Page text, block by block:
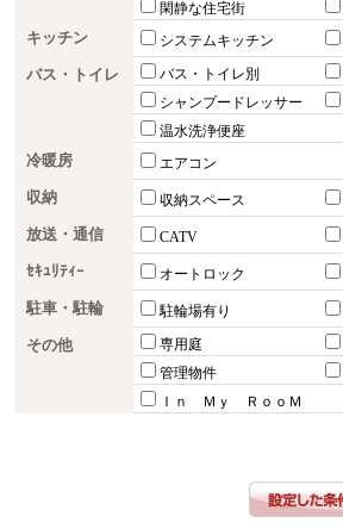
閑静な住宅街
キッチン システムキッチン
バス・トイレ バス・トイレ別
シャンプードレッサー
温水洗浄便座
冷暖房 エアコン
収納 収納スペース
放送・通信 CATV
ｾｷｭﾘﾃｨｰ オートロック
駐車・駐輪 駐輪場有り
その他 専用庭
管理物件
Ｉｎ Ｍｙ ＲｏｏＭ